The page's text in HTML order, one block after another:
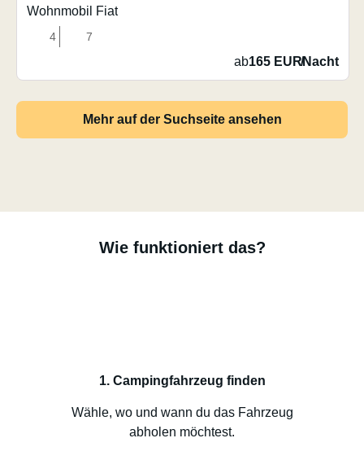
Wohnmobil Fiat
4 7
ab165 EUR/Nacht
Mehr auf der Suchseite ansehen
Wie funktioniert das?
1. Campingfahrzeug finden
Wähle, wo und wann du das Fahrzeug
abholen möchtest.